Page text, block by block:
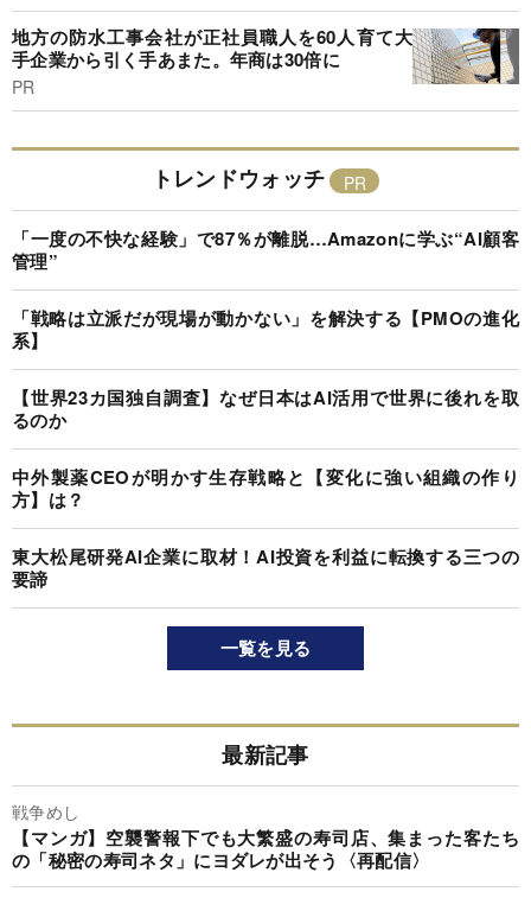
地方の防水工事会社が正社員職人を60人育て大
手企業から引く手あまた。年商は30倍に
PR
トレンドウォッチ
「一度の不快な経験」で87％が離脱…Amazonに学ぶ“AI顧客
管理”
「戦略は立派だが現場が動かない」を解決する【PMOの進化
系】
【世界23カ国独自調査】なぜ日本はAI活用で世界に後れを取
るのか
中外製薬CEOが明かす生存戦略と【変化に強い組織の作り
方】は？
東大松尾研発AI企業に取材！AI投資を利益に転換する三つの
要諦
一覧を見る
最新記事
戦争めし
【マンガ】空襲警報下でも大繁盛の寿司店、集まった客たち
の「秘密の寿司ネタ」にヨダレが出そう〈再配信〉